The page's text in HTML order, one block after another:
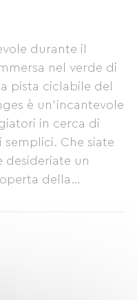
durante il
nel verde di
pista ciclabile del
è un'incantevole
in cerca di
Che siate
desideriate un
della
dopo una
calda